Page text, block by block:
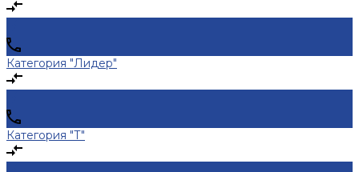
Категория "Лидер"
Категория "Т"